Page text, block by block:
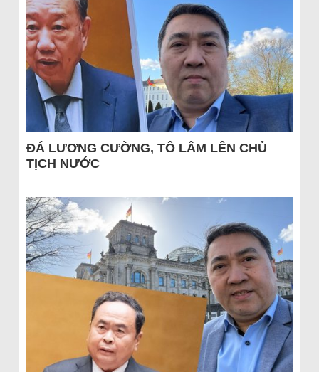
ĐÁ LƯƠNG CƯỜNG, TÔ LÂM LÊN CHỦ
TỊCH NƯỚC